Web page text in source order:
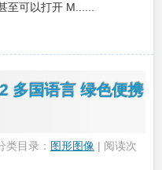
至可以打开 M......
多国语言 绿色便携
目录： 图形图像 | 阅读次